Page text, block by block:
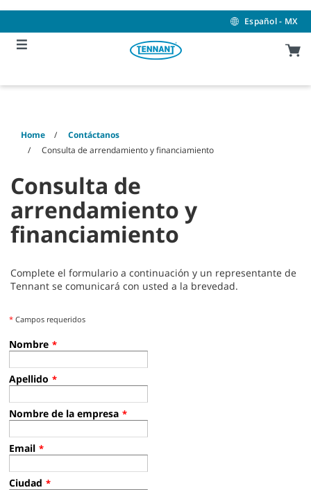
content
navigation
menu
Español - MX
Home
Contáctanos
Consulta de arrendamiento y financiamiento
Consulta de
arrendamiento y
financiamiento
Complete el formulario a continuación y un representante de
Tennant se comunicará con usted a la brevedad.
* Campos requeridos
Nombre *
Apellido *
Nombre de la empresa *
Email *
Ciudad *